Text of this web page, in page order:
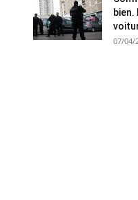
07/04/